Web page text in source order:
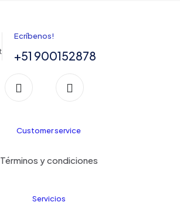
Ecríbenos!
+51 900152878
Customer service
Términos y condiciones
Servicios